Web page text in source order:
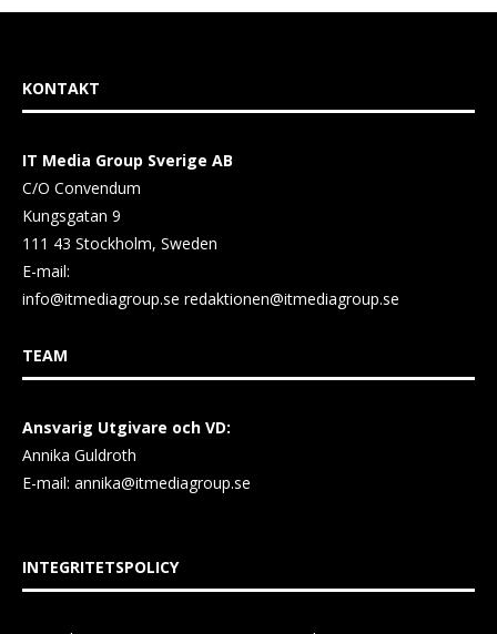
KONTAKT
IT Media Group Sverige AB
C/O Convendum
Kungsgatan 9
111 43 Stockholm, Sweden
E-mail:
info@itmediagroup.se redaktionen@itmediagroup.se
TEAM
Ansvarig Utgivare och VD:
Annika Guldroth
E-mail: annika@itmediagroup.se
INTEGRITETSPOLICY